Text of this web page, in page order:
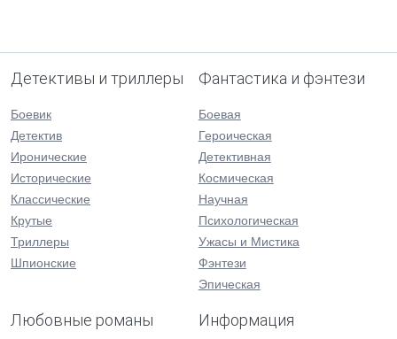
Детективы и триллеры
Боевик
Детектив
Иронические
Исторические
Классические
Крутые
Триллеры
Шпионские
Фантастика и фэнтези
Боевая
Героическая
Детективная
Космическая
Научная
Психологическая
Ужасы и Мистика
Фэнтези
Эпическая
Любовные романы Информация